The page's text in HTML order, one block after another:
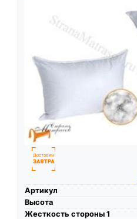
Артикул
Высота
Жесткость стороны 1